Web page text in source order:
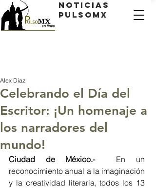
Noticias
PulsoMX
Celebrando el Día del
Escritor: ¡Un homenaje a
los narradores del
mundo!
Alex Díaz
Ciudad de México.-
  En un
reconocimiento anual a la imaginación
y la creatividad literaria, todos los 13